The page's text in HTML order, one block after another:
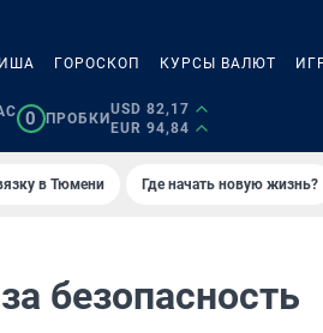
ГОРОСКОП КУРСЫ ВАЛЮТ
0 ПРОБКИ
USD 82,17
EUR 94,84
в Тюмени Где начать новую жизнь?
безопасность